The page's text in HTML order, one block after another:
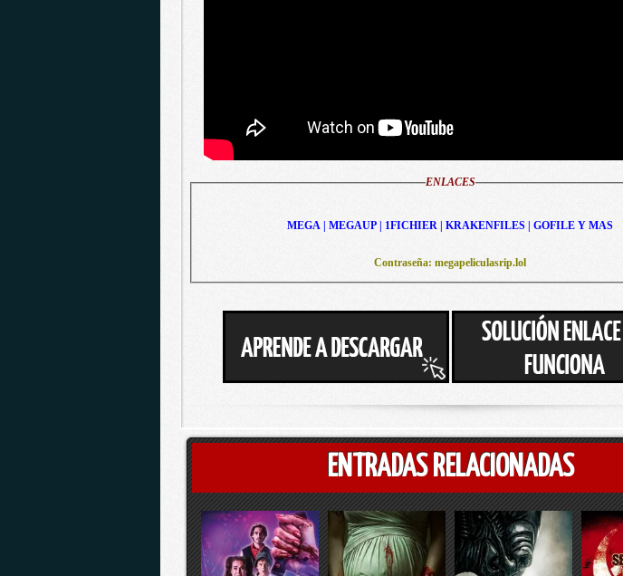
ENLACES
MEGA | MEGAUP | 1FICHIER | KRAKENFILES | GOFILE Y MAS
Contraseña: megapeliculasrip.lol
ENTRADAS RELACIONADAS